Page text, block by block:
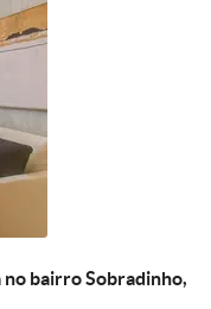
bairro Sobradinho,